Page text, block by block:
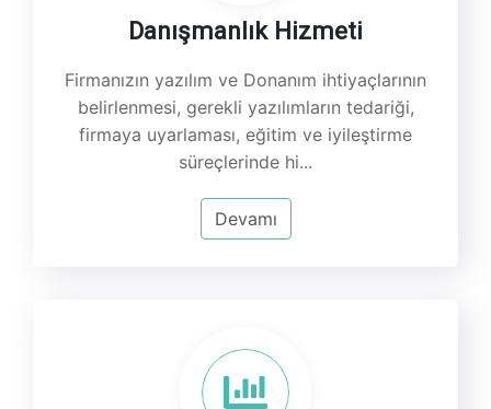
Danışmanlık Hizmeti
Firmanızın yazılım ve Donanım ihtiyaçlarının
belirlenmesi, gerekli yazılımların tedariği,
firmaya uyarlaması, eğitim ve iyileştirme
süreçlerinde hi...
Devamı